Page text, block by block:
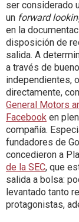
ser considerado
un forward
en la
disposición de
salida. A
a través de
independientes,
directamente,
General Motors
Facebook en
compañía.
fundadores de
concedieron a
de la SEC, que
salida a bolsa:
levantado tanto
protagonistas,